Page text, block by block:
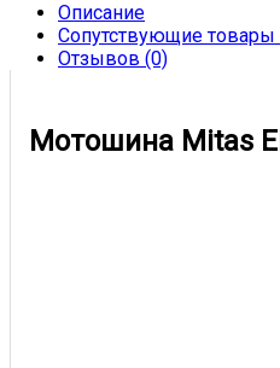
Описание
Сопутствующие товары
Отзывов (0)
Мотошина Mitas